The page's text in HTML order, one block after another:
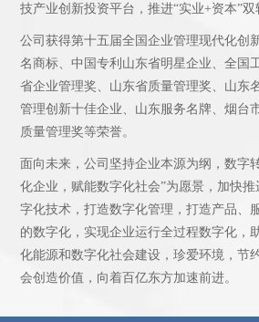
技产业创新投资平台，推进“实业+资本”双
公司获得第十五届全国企业管理现代化创
名商标、中国专利山东省明星企业、全国
省企业管理奖、山东省质量管理奖、山东
管理创新十佳企业、山东服务名牌、烟台
质量管理奖等荣誉。
面向未来，公司坚持企业本源为纲，数字
化企业，赋能数字化社会”为愿景，加快
字化技术，打造数字化管理，打造产品、
的数字化，实现企业运行全过程数字化，
化能源和数字化社会建设，珍爱环境，节
会创造价值，向着百亿东方加速前进。